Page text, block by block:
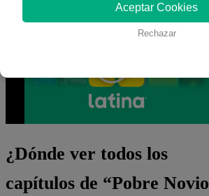
¿Dónde ver todos los
capítulos de “Pobre
Aceptar Cookies
Rechazar